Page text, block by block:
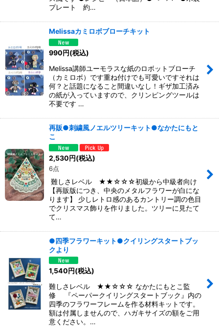
プレート 約…
Melissaカミロボブローチキット
990円(税込)
Melissa講師ユーモラスな紙のロボットブローチ
（カミロボ）です重ね付けでも可愛いですそれは
何？と話題になること間違いなし！ギザ加工済み
の紙が入っていますので、クリンピングツールは
不要です …
再販●刺繍風ノエルツリーキット●なかたにもと
こ
2,530円(税込)
6点
難しさレベル ★★☆☆☆初級から中級者向け
【再販版につき、中央のメタルフラワーが白にな
ります】 少しレトロ感のあるカントリー調の色目
でクリスマス飾りを作りました。ツリーに見たて
て…
●四季フラワーキット●クイリングスタートブッ
クより
1,540円(税込)
難しさレベル ★★☆☆☆ なかたにもとこ監
修 『ペーパークイリングスタートブック』内の
四季のフラワーフレームを作る材料キットです。
額は付属しませんので、ハガキサイズの額をご用
意ください。…